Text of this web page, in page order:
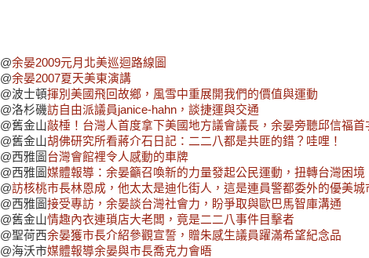
@余晏2009元月北美巡迴路線圖
@余晏2007夏天美東演講
@波士頓揮別美國飛回故鄉，風雪中重展開我們的價值與運動
@洛杉磯訪自由派議員janice-hahn，談捷運與交通
@舊金山敲棰！台灣人首度拿下美國地方議會議長，余晏旁聽邱信福首
@舊金山胡佛研究所看蔣介石日記：二二八都是共匪的錯？哇哩！
@西雅圖 台灣會館裡令人感動的車牌
@西雅圖媒體報導：余晏籲召喚新的力量發起公民運動，扭轉台灣困境
@訪核桃市長林恩成，他太太是迪化街人，這是連員警都委外的優美城
@西雅圖接受專訪，余晏談台灣社會力，盼爭取與歐巴馬智庫溝通
@舊金山情趣內衣連瑣店大老闆，竟是二二八事件目擊者
@聖荷西余晏獲市長介紹參觀宣誓，贈朱感生議員躍滿希望紀念品
@海沃市媒體報導余晏與市長喬克力會晤